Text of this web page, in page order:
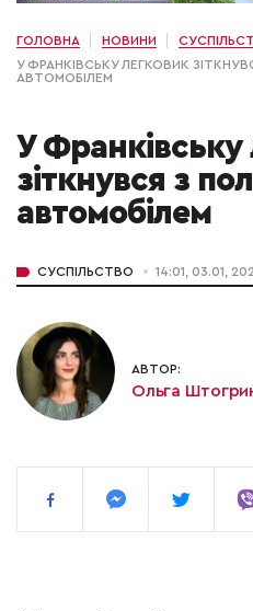
ГОЛОВНА НОВИНИ
У ФРАНКІВСЬКУ ЛЕГКОВИК
АВТОМОБІЛЕМ
У Франківську
зіткнувся з
автомобілем
СУСПІЛЬСТВО 14:01, 03.01,
АВТОР:
Ольга